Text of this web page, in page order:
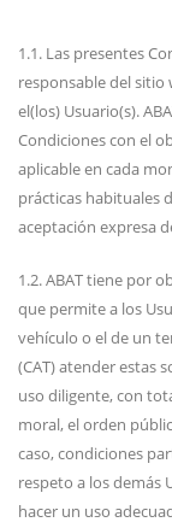
1.1. Las presentes
responsable del sitio
el(los) Usuario(s).
Condiciones con el
aplicable en cada
prácticas habituales
aceptación expresa
1.2. ABAT tiene por
que permite a los
vehículo o el de un
(CAT) atender estas
uso diligente, con
moral, el orden
caso, condiciones
respeto a los demás
hacer un uso